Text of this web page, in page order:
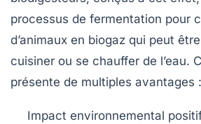
processus de fermentation pour
d’animaux en biogaz qui peut
cuisiner ou se chauffer de l’eau.
présente de multiples avantages :
Impact environnemental